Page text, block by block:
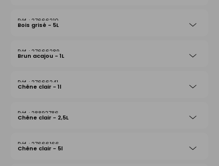
27666210
Bois grisé - 5L
27666289
Brun acajou - 1L
27666241
Chêne clair - 1l
28892786
Chêne clair - 2,5L
27666166
Chêne clair - 5l